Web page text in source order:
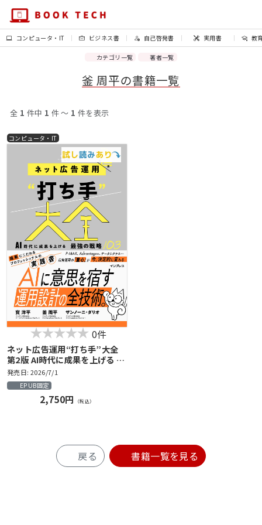
コンピュータ・IT ビジネス書 自己啓発書 実用書 教
カテゴリ一覧 著者一覧
釜 周平の書籍一覧
全 1 件中 1 件 〜 1 件を表示
コンピュータ・IT
0件
ネット広告運用“打ち手”大全
第2版 AI時代に成果を上げる 最
強の戦略103
発売日: 2026/7/1
EPUB固定
2,750円 （税込）
戻る 書籍一覧を見る